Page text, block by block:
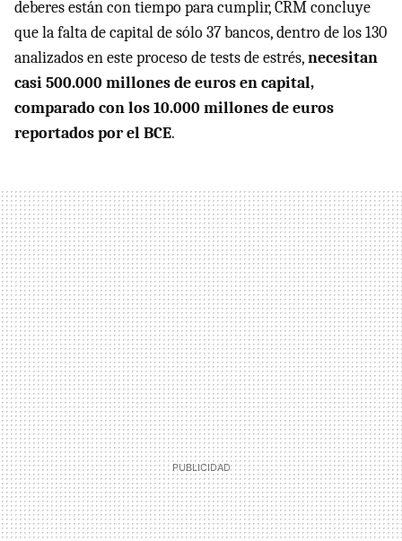
deberes están con tiempo para cumplir, CRM concluye
que la falta de capital de sólo 37 bancos, dentro de los 130
analizados en este proceso de tests de estrés,necesitan
casi 500.000 millones de euros en capital,
comparado con los 10.000 millones de euros
reportados por el BCE.